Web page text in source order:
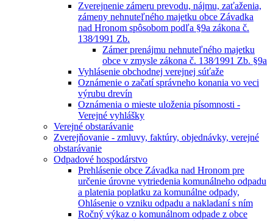
Zverejnenie zámeru prevodu, nájmu, zaťaženia,
zámeny nehnuteľného majetku obce Závadka
nad Hronom spôsobom podľa §9a zákona č.
138⁄1991 Zb.
Zámer prenájmu nehnuteľného majetku
obce v zmysle zákona č. 138⁄1991 Zb. §9a
Vyhlásenie obchodnej verejnej súťaže
Oznámenie o začatí správneho konania vo veci
výrubu drevín
Oznámenia o mieste uloženia písomnosti -
Verejné vyhlášky
Verejné obstarávanie
Zverejňovanie - zmluvy, faktúry, objednávky, verejné
obstarávanie
Odpadové hospodárstvo
Prehlásenie obce Závadka nad Hronom pre
určenie úrovne vytriedenia komunálneho odpadu
a platenia poplatku za komunálne odpady,
Ohlásenie o vzniku odpadu a nakladaní s ním
Ročný výkaz o komunálnom odpade z obce